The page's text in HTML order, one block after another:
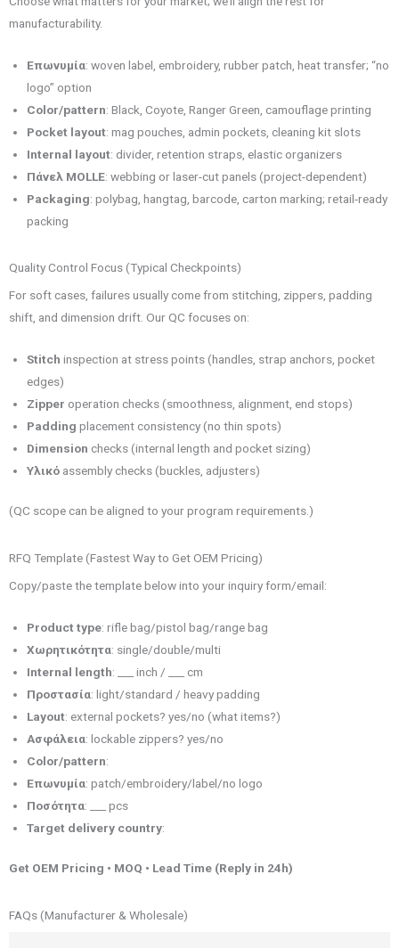
manufacturability.
Επωνυμία: woven label, embroidery, rubber patch, heat transfer; “no
logo” option
Color/pattern: Black, Coyote, Ranger Green, camouflage printing
Pocket layout: mag pouches, admin pockets, cleaning kit slots
Internal layout: divider, retention straps, elastic organizers
Πάνελ MOLLE: webbing or laser-cut panels (project-dependent)
Packaging: polybag, hangtag, barcode, carton marking; retail-ready
packing
Quality Control Focus (Typical Checkpoints)
For soft cases, failures usually come from stitching, zippers, padding
shift, and dimension drift. Our QC focuses on:
Stitch inspection at stress points (handles, strap anchors, pocket
edges)
Zipper operation checks (smoothness, alignment, end stops)
Padding placement consistency (no thin spots)
Dimension checks (internal length and pocket sizing)
Υλικό assembly checks (buckles, adjusters)
(QC scope can be aligned to your program requirements.)
RFQ Template (Fastest Way to Get OEM Pricing)
Copy/paste the template below into your inquiry form/email:
Product type: rifle bag/pistol bag/range bag
Χωρητικότητα: single/double/multi
Internal length: ___ inch / ___ cm
Προστασία: light/standard / heavy padding
Layout: external pockets? yes/no (what items?)
Ασφάλεια: lockable zippers? yes/no
Color/pattern:
Επωνυμία: patch/embroidery/label/no logo
Ποσότητα: ___ pcs
Target delivery country:
Get OEM Pricing • MOQ • Lead Time (Reply in 24h)
FAQs (Manufacturer & Wholesale)